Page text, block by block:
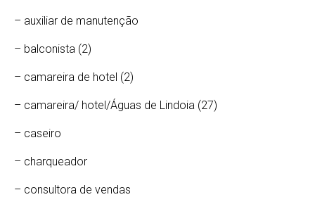
– auxiliar de manutenção
– balconista (2)
– camareira de hotel (2)
– camareira/ hotel/Águas de Lindoia (27)
– caseiro
– charqueador
– consultora de vendas